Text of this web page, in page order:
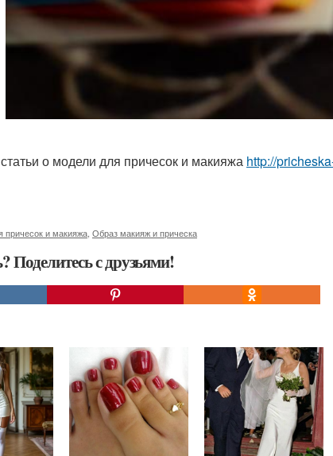
о модели для причесок и макияжа http://
причесок и макияжа Образ макияж и прическа
Поделитесь с друзьями!